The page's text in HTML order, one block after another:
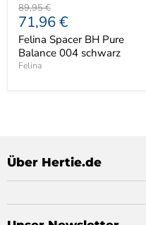
Ursprünglicher
Preis
89,95 €
Aktueller
Preis
71,96 €
Felina Spacer BH Pure
Balance 004 schwarz
Felina
Über Hertie.de